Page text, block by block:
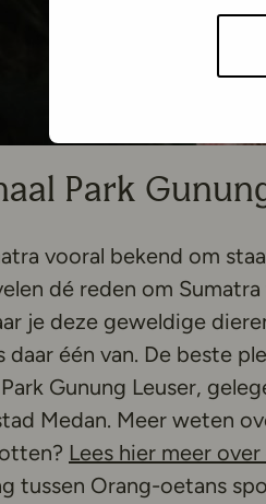
Park
vooral bekend om
dé reden om
je deze geweldige
daar één van. De beste
Gunung Leuser,
Medan. Meer weten
Lees hier meer
tussen Orang-oetans